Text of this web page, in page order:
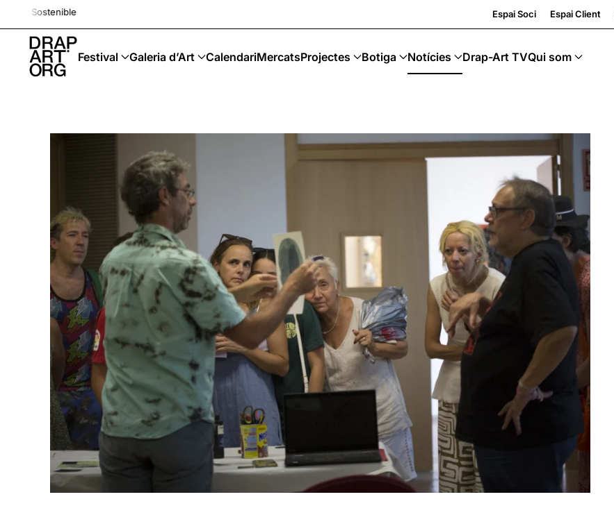
Skip to main content
Espai Soci Espai Client
Festival Galeria d’Art CalendariMercatsProjectes Botiga Notícies Drap-Art TVQui som